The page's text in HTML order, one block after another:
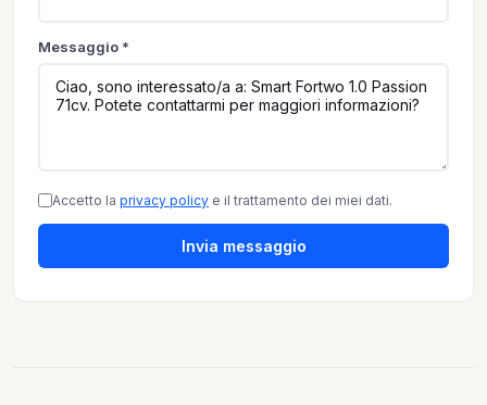
Messaggio *
Accetto la privacy policy e il trattamento dei miei dati.
Invia messaggio